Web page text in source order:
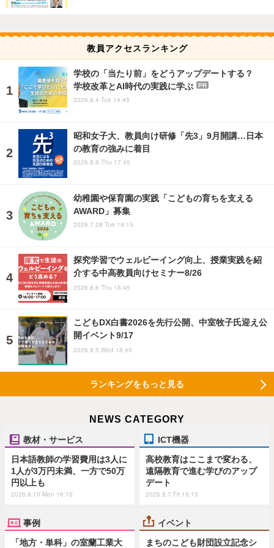
教員アクセスランキング
学校の「当たり前」をどうアップデートする？
学校改革とAI時代の実践に学ぶ
PR
2026.8.4 Tue 14:45
昭和女子大、教員向け研修「先3」9月開講…日本
の教育の強みに着目
2026.8.6 Thu 17:45
幼稚園や保育園の実践「こどもの育ちを支える
AWARD」募集
2026.7.28 Tue 19:15
探究学習でウェルビーイング向上、授業実践を紹
介する中高教員向けセミナー8/26
2026.8.6 Thu 18:45
こどもDX白書2026を先行公開、中室牧子氏迎え公
開イベント9/17
2026.8.5 Wed 18:45
ランキングをもっと見る
NEWS CATEGORY
教材・サービス
日本語教師の学習費用は3人に
1人が3万円未満、一方で50万
円以上も
2026.8.10 Mon 16:15
ICT機器
高校教育はここまで変わる、
遠隔教育で進む学びのアップ
デート
2026.8.7 Fri 15:15
事例
「地方・単科」の室蘭工業大
イベント
まちのこども財団設立記念シ